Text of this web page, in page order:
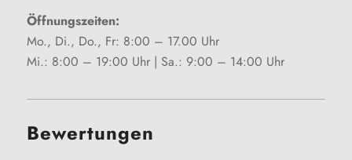
Öffnungszeiten:
Mo., Di., Do., Fr: 8:00 – 17.00 Uhr
Mi.: 8:00 – 19:00 Uhr | Sa.: 9:00 – 14:00 Uhr
Bewertungen